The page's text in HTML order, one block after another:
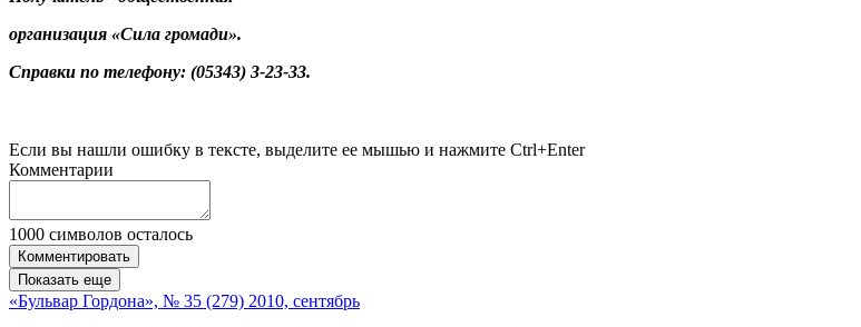
организация «Сила громади».
Справки по телефону: (05343) 3-23-33.
Если вы нашли ошибку в тексте, выделите ее мышью и нажмите Ctrl+Enter
Комментарии
1000 символов осталось
Комментировать
Показать еще
«Бульвар Гордона», № 35 (279) 2010, сентябрь